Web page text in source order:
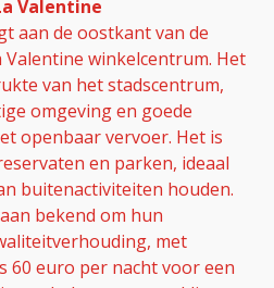
Valentine
aan de oostkant van de
Valentine winkelcentrum. Het
van het stadscentrum,
omgeving en goede
openbaar vervoer. Het is
en parken, ideaal
buitenactiviteiten houden.
bekend om hun
met
60 euro per nacht voor een